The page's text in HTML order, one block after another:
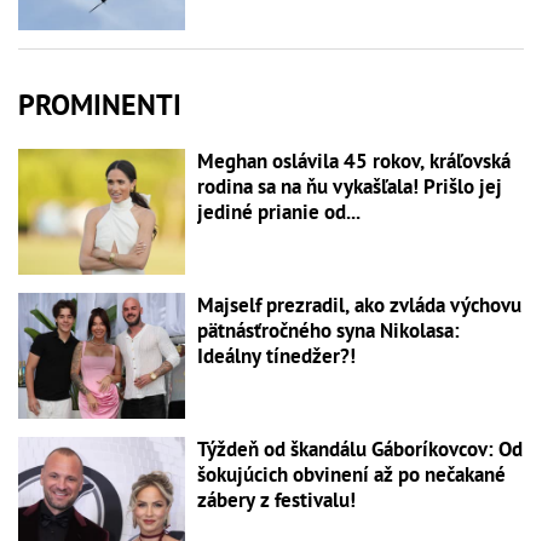
PROMINENTI
Meghan oslávila 45 rokov, kráľovská
rodina sa na ňu vykašľala! Prišlo jej
jediné prianie od...
Majself prezradil, ako zvláda výchovu
pätnásťročného syna Nikolasa:
Ideálny tínedžer?!
Týždeň od škandálu Gáboríkovcov: Od
šokujúcich obvinení až po nečakané
zábery z festivalu!